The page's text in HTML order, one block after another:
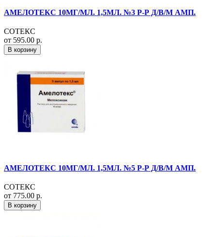
АМЕЛОТЕКС 10МГ/МЛ. 1,5МЛ. №3 Р-Р Д/В/М АМП.
СОТЕКС
от 595.00 р.
В корзину
АМЕЛОТЕКС 10МГ/МЛ. 1,5МЛ. №5 Р-Р Д/В/М АМП.
СОТЕКС
от 775.00 р.
В корзину